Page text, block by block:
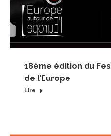
18ème édition du
de l’Europe
Lire